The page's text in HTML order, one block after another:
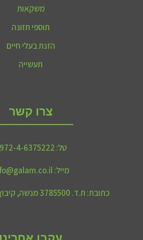
משקאות
תוספי תזונה
הזנת בעלי חיים
תעשייה
צרו קשר
טל: 972-4-6375222+
מייל:
כתובת: ת.ד. 3785500 מנשה, קיבוץ מענית, ישראל